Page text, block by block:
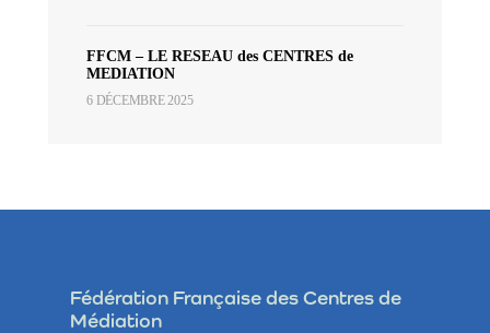
FFCM – LE RESEAU des CENTRES de
MEDIATION
6 DÉCEMBRE 2025
Fédération Française des Centres de
Médiation